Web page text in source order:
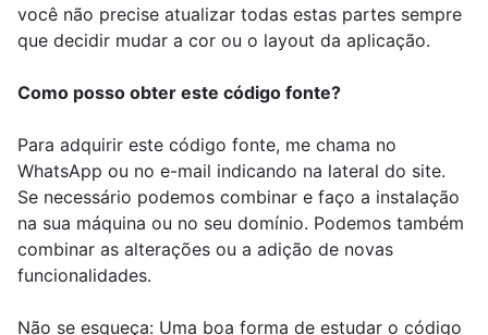
você não precise atualizar todas estas partes sempre
que decidir mudar a cor ou o layout da aplicação.
Como posso obter este código fonte?
Para adquirir este código fonte, me chama no
WhatsApp ou no e-mail indicando na lateral do site.
Se necessário podemos combinar e faço a instalação
na sua máquina ou no seu domínio. Podemos também
combinar as alterações ou a adição de novas
funcionalidades.
Não se esqueça: Uma boa forma de estudar o código